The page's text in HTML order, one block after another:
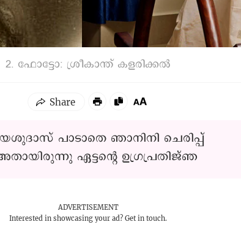
പാടാതെ ഞാനിനി ചെരിപ്പ്
ഏട്ടന്റെ ഉഗ്രപ്രതിജ്ഞ
2. ഫോട്ടോ: ശ്രീകാന്ത് കളരിക്കൽ
ADVERTISEMENT
Interested in showcasing your ad? Get in touch.